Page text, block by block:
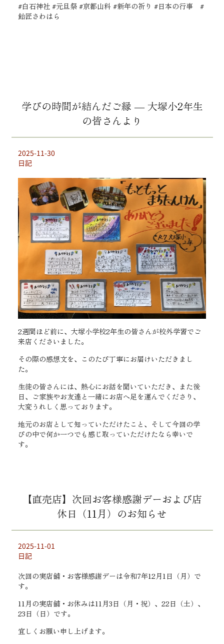
#白石神社 #元旦祭 #京都山科 #新年の祈り #日本の行事 #
飴匠さわはら
学びの時間が結んだご縁 ― 大塚小2年生
の皆さんより
2025-11-30
日記
2週間ほど前に、大塚小学校2年生の皆さんが校外学習でご
来店くださいました。
その際の感想文を、このたび丁寧にお届けいただきまし
た。
生徒の皆さんには、熱心にお話を聞いていただき、また後
日、ご家族やお友達と一緒にお店へ足を運んでくださり、
大変うれしく思っております。
地元のお店として知っていただけたこと、そして今回の学
びの中で何か一つでも感じ取っていただけたなら幸いで
す。
【直売店】次回お客様感謝デーおよび店
休日（11月）のお知らせ
2025-11-01
日記
次回の実店舗・お客様感謝デーは令和7年12月1日（月）で
す。
11月の実店舗・お休みは11月3日（月・祝）、22日（土）、
23日（日）です。
宜しくお願い申し上げます。